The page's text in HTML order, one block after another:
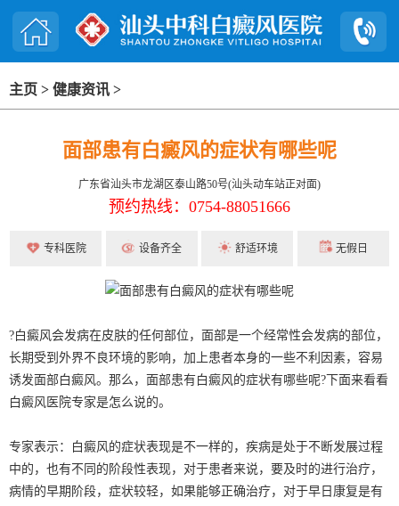
主页 > 健康资讯 >
面部患有白癜风的症状有哪些呢
广东省汕头市龙湖区泰山路50号(汕头动车站正对面)
预约热线：0754-88051666
专科医院 设备齐全 舒适环境 无假日
?白癜风会发病在皮肤的任何部位，面部是一个经常性会发病的部位，
长期受到外界不良环境的影响，加上患者本身的一些不利因素，容易
诱发面部白癜风。那么，面部患有白癜风的症状有哪些呢?下面来看看
白癜风医院专家是怎么说的。
专家表示：白癜风的症状表现是不一样的，疾病是处于不断发展过程
中的，也有不同的阶段性表现，对于患者来说，要及时的进行治疗，
病情的早期阶段，症状较轻，如果能够正确治疗，对于早日康复是有